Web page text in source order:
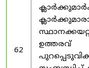
62
ഉത്തരവ്